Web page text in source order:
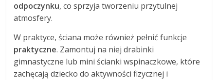
odpoczynku, co sprzyja tworzeniu przytulnej
atmosfery.
W praktyce, ściana może również pełnić funkcje
praktyczne. Zamontuj na niej drabinki
gimnastyczne lub mini ścianki wspinaczkowe, które
zachęcają dziecko do aktywności fizycznej i